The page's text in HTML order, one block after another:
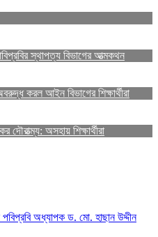
স্থাপত্য বিভাগের আত্মকথন
করল আইন বিভাগের শিক্ষার্থীরা
দৌরাত্ম্য: অসহায় শিক্ষার্থীরা
পবিপ্রবি অধ্যাপক ড. মো. হাছান উদ্দীন